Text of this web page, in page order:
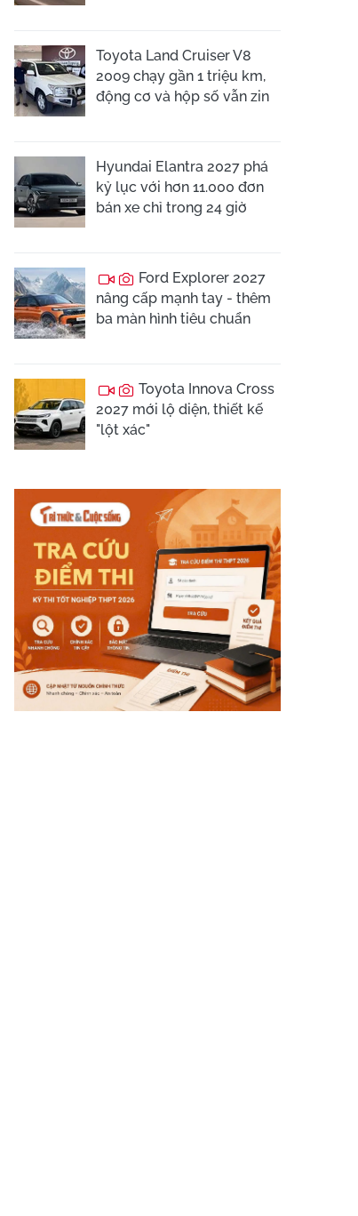
Toyota Land Cruiser V8
2009 chạy gần 1 triệu km,
động cơ và hộp số vẫn zin
Hyundai Elantra 2027 phá
kỷ lục với hơn 11.000 đơn
bán xe chỉ trong 24 giờ
Ford Explorer 2027
nâng cấp mạnh tay - thêm
ba màn hình tiêu chuẩn
Toyota Innova Cross
2027 mới lộ diện, thiết kế
"lột xác"